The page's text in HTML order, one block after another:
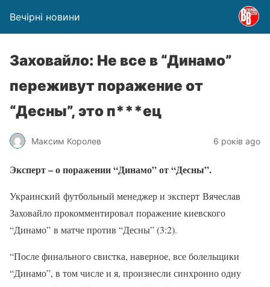
Вечірні новини
Заховайло: Не все в “Динамо”
переживут поражение от
“Десны”, это п***ец
Максим Королев 6 років ago
Эксперт – о поражении “Динамо” от “Десны”.
Украинский футбольный менеджер и эксперт Вячеслав
Заховайло прокомментировал поражение киевского
“Динамо” в матче против “Десны” (3:2).
“После финального свистка, наверное, все болельщики
“Динамо”, в том числе и я, произнесли синхронно одну